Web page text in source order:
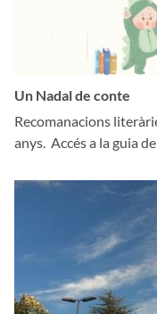
Un Nadal de conte
Recomanacions
anys. Accés a la guia